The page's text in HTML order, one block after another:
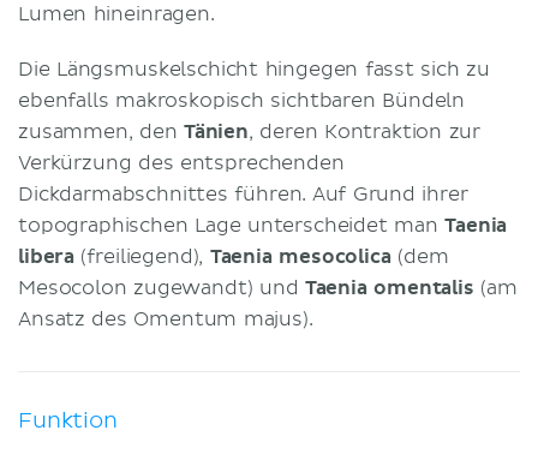
Lumen hineinragen.
Die Längsmuskelschicht hingegen fasst sich zu
ebenfalls makroskopisch sichtbaren Bündeln
zusammen, den Tänien, deren Kontraktion zur
Verkürzung des entsprechenden
Dickdarmabschnittes führen. Auf Grund ihrer
topographischen Lage unterscheidet manTaenia
libera (freiliegend), Taenia mesocolica (dem
Mesocolon zugewandt) und Taenia omentalis (am
Ansatz des Omentum majus).
Funktion